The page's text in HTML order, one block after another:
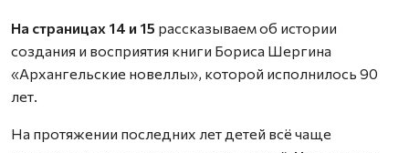
На страницах 14 и 15 рассказываем об истории
создания и восприятия книги Бориса Шергина
«Архангельские новеллы», которой исполнилось 90
лет.
На протяжении последних лет детей всё чаще